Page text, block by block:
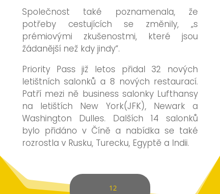
Společnost také poznamenala, že
potřeby cestujících se změnily, „s
prémiovými zkušenostmi, které jsou
žádanější než kdy jindy“.
Priority Pass již letos přidal 32 nových
letištních salonků a 8 nových restaurací.
Patří mezi ně business salonky Lufthansy
na letištích New York(JFK), Newark a
Washington Dulles. Dalších 14 salonků
bylo přidáno v Číně a nabídka se také
rozrostla v Rusku, Turecku, Egyptě a Indii.
12